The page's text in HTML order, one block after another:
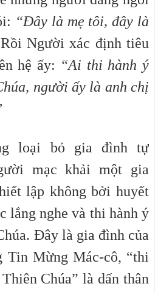
“Đây là mẹ tôi, đây là
Rồi Người xác định tiêu
hệ ấy: “Ai thi hành ý
người ấy là anh chị
loại bỏ gia đình tự
mạc khải một gia
lập không bởi huyết
lắng nghe và thi hành ý
Đây là gia đình của
Tin Mừng Mác-cô, “thi
Chúa” là dấn thân